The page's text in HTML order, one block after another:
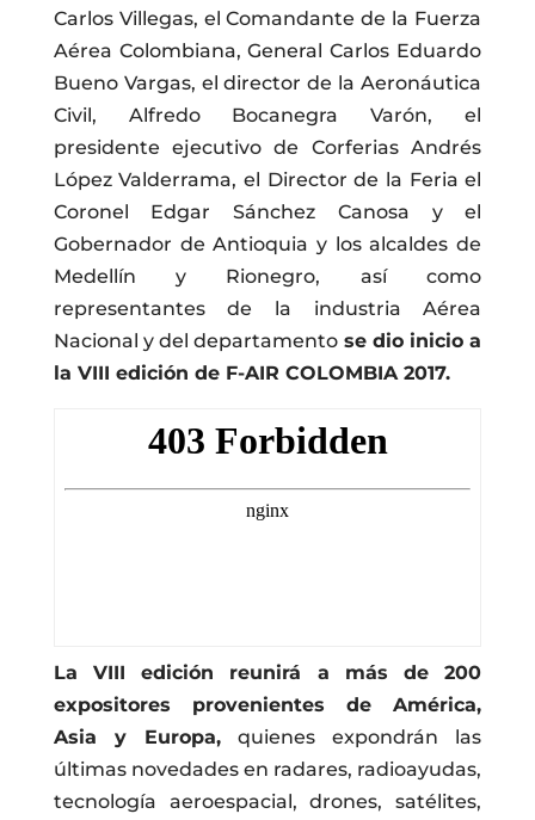
Carlos Villegas, el Comandante de la Fuerza
Aérea Colombiana, General Carlos Eduardo
Bueno Vargas, el director de la Aeronáutica
Civil, Alfredo Bocanegra Varón, el
presidente ejecutivo de Corferias Andrés
López Valderrama, el Director de la Feria el
Coronel Edgar Sánchez Canosa y el
Gobernador de Antioquia y los alcaldes de
Medellín y Rionegro, así como
representantes de la industria Aérea
Nacional y del departamento se dio inicio a
la VIII edición de F-AIR COLOMBIA 2017.
La VIII edición reunirá a más de 200
expositores provenientes de América,
Asia y Europa,quienes expondrán las
últimas novedades en radares, radioayudas,
tecnología aeroespacial, drones, satélites,